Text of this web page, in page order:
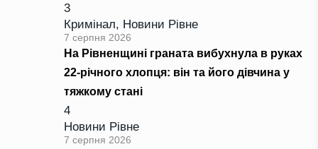
3
Кримінал, Новини Рівне
7 серпня 2026
На Рівненщині граната вибухнула в руках
22-річного хлопця: він та його дівчина у
тяжкому стані
4
Новини Рівне
7 серпня 2026